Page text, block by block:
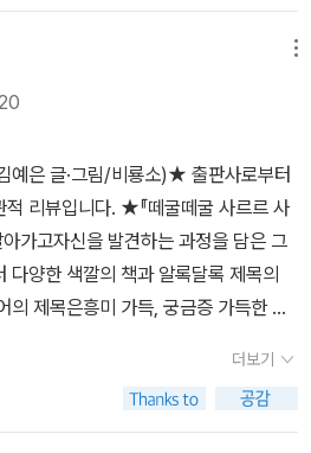
동🥚 나만의 알 캐릭터 만들기!준비물:
떠난 하얀 알처럼,나만의 색을 담은
요!✔️ 이름도 붙여주고✔️ 그 알의 감정
수성이 자라나는 시간!📌 우리 꼬마 친
알이에요!”하고 소개해줬어요 😊💬
던 모든 색은사라진 게 아니라모두 내
처음엔 가로로 읽는 책인 줄 알았는
지며완전히 다른 세상이 열렸어요!
도서를 제공받아서평을 작성했습니
르르사르르 #비룡소 #사각사각그림
#색채감정그림책#컬러테라피
꼬리에 알록달록 색을묻혀 날아오며
본 하얀 알이 궁금해져 색을 찾아 여
부부터 아이의 상상력을 자극하는 내
기대하며 알을 따라가보아요떼굴떼굴
간 사과밭'반질반질 사과야, 안녕? 나
럼 그럼 나눠 줄게!' 사르르 사르르'우
기가 솟아나! 다른 색은 어떨까?'주황
벌레,파란 블루베리 덤불을 차례로 만
받아요하지만 알록달록 예쁜 빛으로
며들면서 깜깜한 까만색으로 변해버려
걸까요?색에 대한 호기심으로 시작
김예은 글·그림/비룡소)★ 출판사로부터
리뷰입니다. ★『떼굴떼굴 사르르 사
가고자신을 발견하는 과정을 담은 그
다양한 색깔의 책과 알록달록 제목의
의 제목은흥미 가득, 궁금증 가득한 기
은 굴러가면서사과, 호박, 아기 오리,
나게 됩니다.그 과정에서 빨강, 주황,
받아들이며 점점 달라집니다.하얀 알
더보기